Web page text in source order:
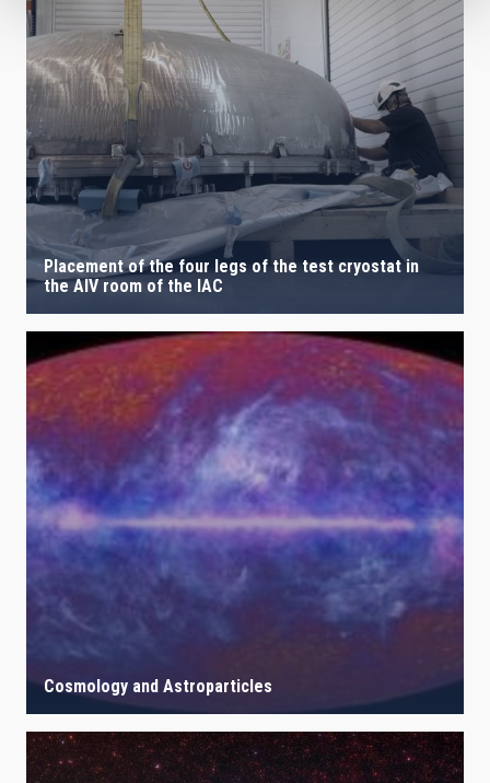
Placement of the four legs of the test cryostat in
the AIV room of the IAC
Cosmology and Astroparticles